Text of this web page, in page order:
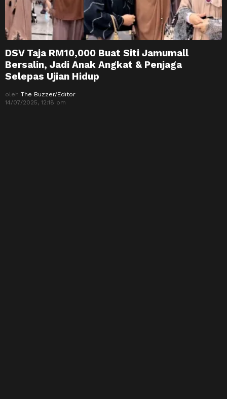
DSV Taja RM10,000 Buat Siti Jamumall
Bersalin, Jadi Anak Angkat & Penjaga
Selepas Ujian Hidup
oleh The Buzzer/Editor
14/07/2025, 12:18 pm